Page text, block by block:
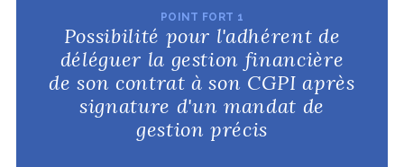
POINT FORT 1
Possibilité pour l'adhérent de
déléguer la gestion financière
de son contrat à son CGPI après
signature d'un mandat de
gestion précis